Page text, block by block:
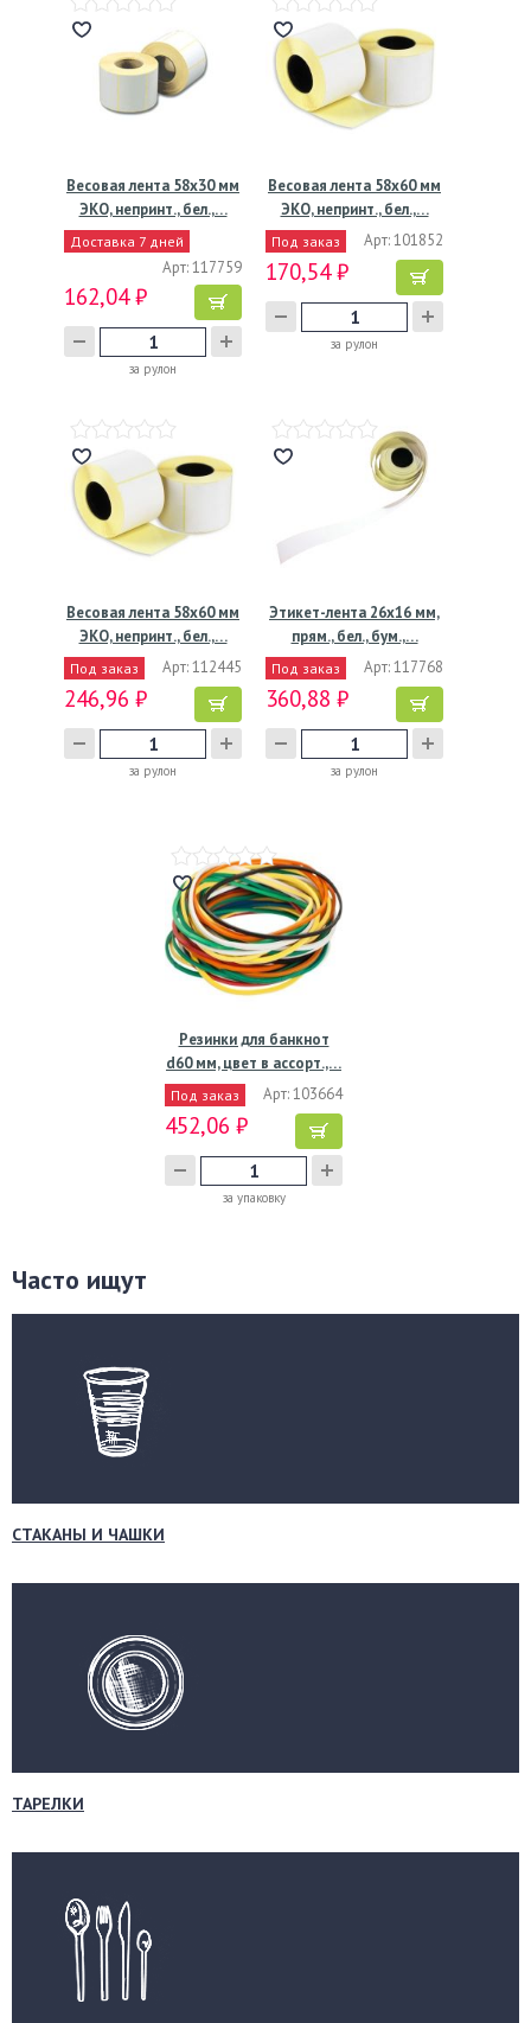
Весовая лента 58х30 мм
ЭКО, непринт., бел.,…
Доставка 7 дней
Арт: 117759
162,04 ₽
за рулон
Весовая лента 58х60 мм
ЭКО, непринт., бел.,…
Под заказ Арт: 101852
170,54 ₽
за рулон
Весовая лента 58х60 мм
ЭКО, непринт., бел.,…
Под заказ Арт: 112445
246,96 ₽
за рулон
Этикет-лента 26х16 мм,
прям., бел., бум.,…
Под заказ Арт: 117768
360,88 ₽
за рулон
Резинки для банкнот
d60 мм, цвет в ассорт.,…
Под заказ Арт: 103664
452,06 ₽
за упаковку
Часто ищут
СТАКАНЫ И ЧАШКИ
ТАРЕЛКИ